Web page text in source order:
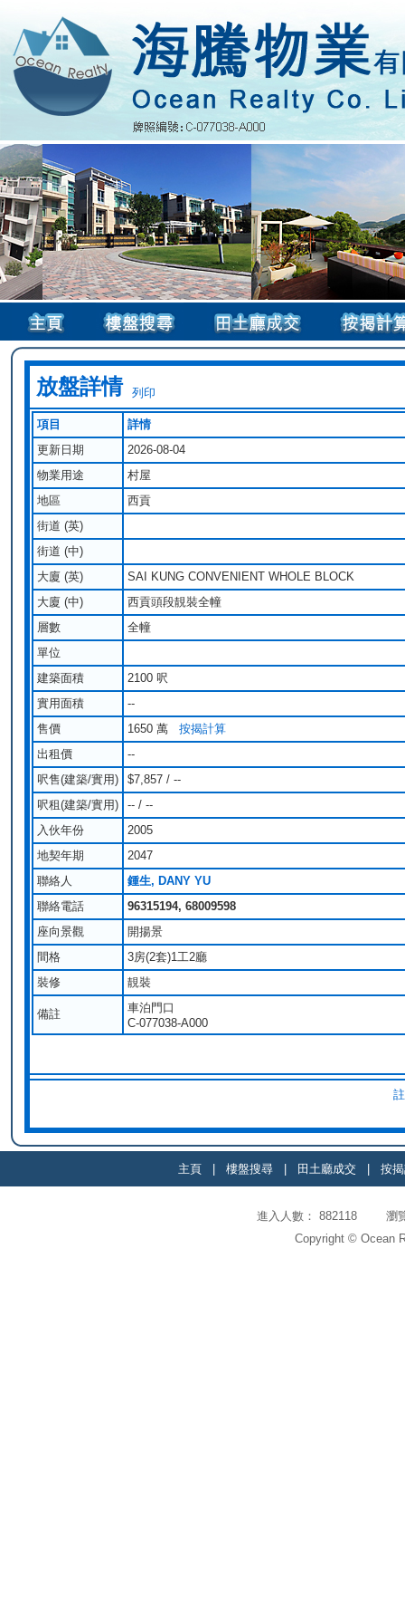
放盤詳情 列印
項目
詳情
更新日期
2026-08-04
物業用途
村屋
地區
西貢
街道 (英)
街道 (中)
大廈 (英)
SAI KUNG CONVENIENT WHOLE BLOCK
大廈 (中)
西貢頭段靚裝全幢
層數
全幢
單位
建築面積
2100 呎
實用面積
--
售價
1650 萬 按揭計算
出租價
--
呎售(建築/實用)
$7,857 / --
呎租(建築/實用)
-- / --
入伙年份
2005
地契年期
2047
聯絡人
鍾生, DANY YU
聯絡電話
96315194, 68009598
座向景觀
開揚景
間格
3房(2套)1工2廳
裝修
靚裝
備註
車泊門口
C-077038-A000
主頁 樓盤搜尋 田土廳成交 按
進入人數： 882118 瀏
Copyright © Ocean